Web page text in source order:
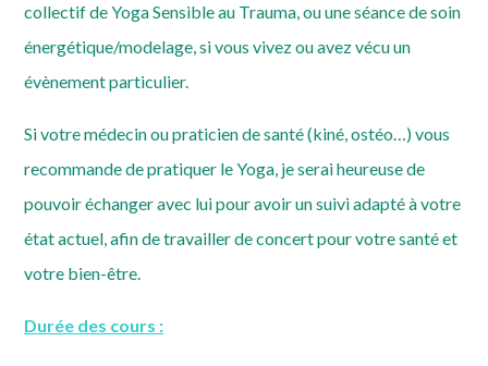
collectif de Yoga Sensible au Trauma, ou une séance de soin
énergétique/modelage, si vous vivez ou avez vécu un
évènement particulier.
Si votre médecin ou praticien de santé (kiné, ostéo…) vous
recommande de pratiquer le Yoga, je serai heureuse de
pouvoir échanger avec lui pour avoir un suivi adapté à votre
état actuel, afin de travailler de concert pour votre santé et
votre bien-être.
Durée des cours :